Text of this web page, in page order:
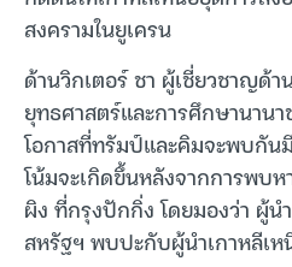
สงครามในยูเครน
ด้านวิกเตอร์ ชา ผู้เชี่ยวชาญด้
ยุทธศาสตร์และการศึกษานานา
โอกาสที่ทรัมป์และคิมจะพบกัน
โน้มจะเกิดขึ้นหลังจากการพบ
ผิง ที่กรุงปักกิ่ง โดยมองว่า ผู้น
สหรัฐฯ พบปะกับผู้นำเกาหลีเ